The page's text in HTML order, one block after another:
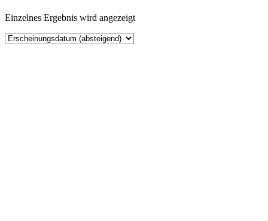
Einzelnes Ergebnis wird angezeigt